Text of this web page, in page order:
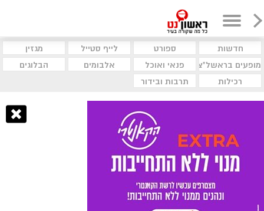
חדשות ספורט לייף סטייל
מגזין
מופעים בראשל"צ
פנאי ואוכל אלבומים
הבלוגים
רכילות
תרבות ובידור